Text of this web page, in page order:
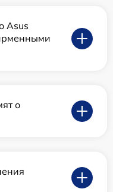
Asus
о